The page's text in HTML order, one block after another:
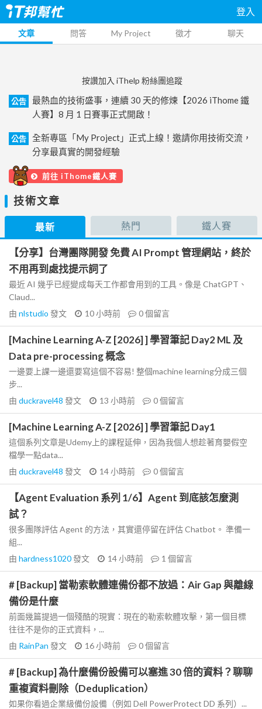
登入
文章 問答 My Project 徵才 聊天
按讚加入 iThelp 粉絲團追蹤
公告
最熱血的技術盛事，連續 30 天的修煉【2026 iThome 鐵
人賽】8 月 1 日賽事正式開啟！
公告
全新專區「My Project」正式上線！邀請你用技術交流，
分享最真實的開發經驗
前往 iThome鐵人賽
技術文章
最新 熱門 鐵人賽
【分享】台灣團隊開發 免費 AI Prompt 管理網站，終於
不用再到處找提示詞了
最近 AI 幾乎已經變成每天工作都會用到的工具。像是 ChatGPT、
Claud...
由 nlstudio 發文 10 小時前 0個留言
[Machine Learning A-Z [2026] ] 學習筆記 Day2 ML 及
Data pre-processing 概念
一邊要上課一邊還要寫這個不容易! 整個machine learning分成三個
步...
由 duckravel48 發文 13 小時前 0個留言
[Machine Learning A-Z [2026] ] 學習筆記 Day1
這個系列文章是Udemy上的課程延伸，因為我個人想趁著育嬰假空
檔學一點data...
由 duckravel48 發文 14 小時前 0個留言
【Agent Evaluation 系列 1/6】Agent 到底該怎麼測
試？
很多團隊評估 Agent 的方法，其實還停留在評估 Chatbot。 準備一
組...
由 hardness1020發文 14 小時前 1 個留言
# [Backup] 當勒索軟體連備份都不放過：Air Gap 與離線
備份是什麼
前面幾篇提過一個殘酷的現實：現在的勒索軟體攻擊，第一個目標
往往不是你的正式資料，...
由 RainPan 發文 16 小時前 0個留言
# [Backup] 為什麼備份設備可以塞進 30 倍的資料？聊聊
重複資料刪除（Deduplication）
如果你看過企業級備份設備（例如 Dell PowerProtect DD 系列）...